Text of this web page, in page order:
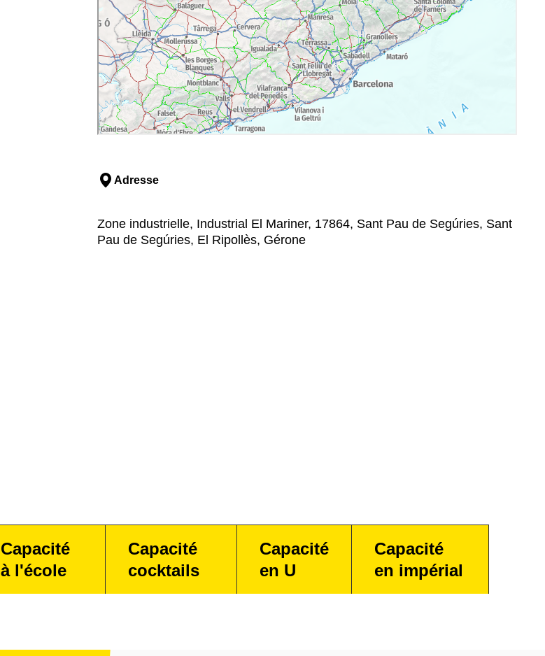
Adresse
Zone industrielle, Industrial El Mariner, 17864, Sant Pau de Segúries, Sant
Pau de Segúries, El Ripollès, Gérone
Capacité
à l'école
Capacité
cocktails
Capacité
en U
Capacité
en impérial